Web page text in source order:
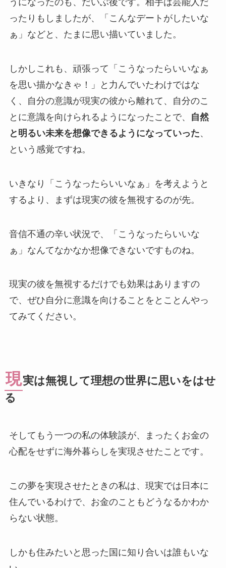
うになったのも、だいぶ後です。相手は芸能人だ
ったりもしましたが、「こんなデートがしたいな
ぁ」などと、たまに思い描いていました。
しかしこれも、頑張って「こうなったらいいなぁ
を思い描かなきゃ！」と力んでいたわけではな
く、自分の意識が現実の彼から離れて、自分のこ
とに意識を向けられるようになったことで、
自然
と明るい未来を想像できるようになっていった、
という感覚ですね。
いきなり「こうなったらいいなぁ」を考えようと
するより、まずは現実の彼を無視するのが先。
音信不通の辛い状況で、「こうなったらいいな
ぁ」なんてなかなか想像できないですものね。
現実の彼を無視するだけでも効果はありますの
で、ぜひ自分に意識を向けることをとことんやっ
てみてください。
現実は無視して理想の世界に思いをはせ
る
そしてもう一つの私の体験談が、まったくお金の
心配をせずに海外暮らしを実現させたことです。
この夢を実現させたときの私は、現実では日本に
住んでいるわけで、お金のこともどうなるかわか
らない状態。
しかも住みたいと思った国に知り合いは誰もいな